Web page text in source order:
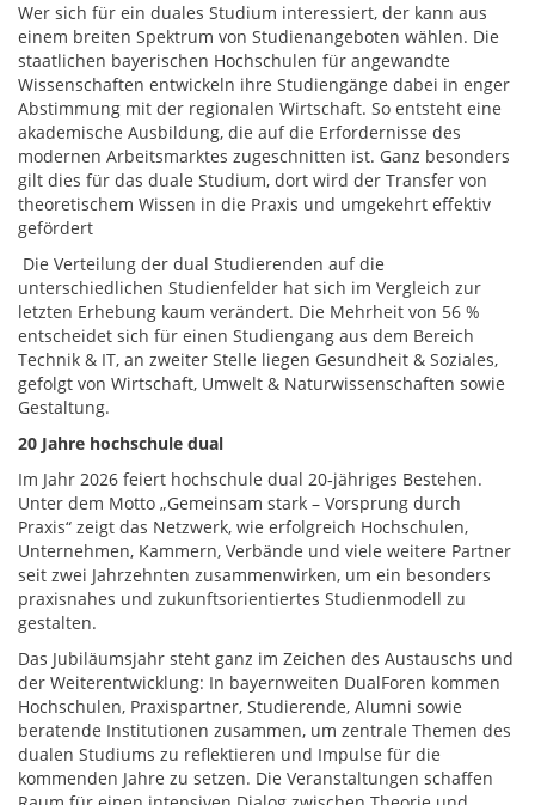
Wer sich für ein duales Studium interessiert, der kann aus
einem breiten Spektrum von Studienangeboten wählen. Die
staatlichen bayerischen Hochschulen für angewandte
Wissenschaften entwickeln ihre Studiengänge dabei in enger
Abstimmung mit der regionalen Wirtschaft. So entsteht eine
akademische Ausbildung, die auf die Erfordernisse des
modernen Arbeitsmarktes zugeschnitten ist. Ganz besonders
gilt dies für das duale Studium, dort wird der Transfer von
theoretischem Wissen in die Praxis und umgekehrt effektiv
gefördert
Die Verteilung der dual Studierenden auf die
unterschiedlichen Studienfelder hat sich im Vergleich zur
letzten Erhebung kaum verändert. Die Mehrheit von 56 %
entscheidet sich für einen Studiengang aus dem Bereich
Technik & IT, an zweiter Stelle liegen Gesundheit & Soziales,
gefolgt von Wirtschaft, Umwelt & Naturwissenschaften sowie
Gestaltung.
20 Jahre hochschule dual
Im Jahr 2026 feiert hochschule dual 20‑jähriges Bestehen.
Unter dem Motto „Gemeinsam stark – Vorsprung durch
Praxis“ zeigt das Netzwerk, wie erfolgreich Hochschulen,
Unternehmen, Kammern, Verbände und viele weitere Partner
seit zwei Jahrzehnten zusammenwirken, um ein besonders
praxisnahes und zukunftsorientiertes Studienmodell zu
gestalten.
Das Jubiläumsjahr steht ganz im Zeichen des Austauschs und
der Weiterentwicklung: In bayernweiten DualForen kommen
Hochschulen, Praxispartner, Studierende, Alumni sowie
beratende Institutionen zusammen, um zentrale Themen des
dualen Studiums zu reflektieren und Impulse für die
kommenden Jahre zu setzen. Die Veranstaltungen schaffen